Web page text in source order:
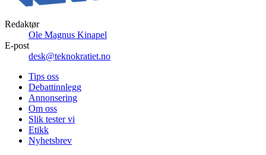
Redaktør
Ole Magnus Kinapel
E-post
desk@teknokratiet.no
Tips oss
Debattinnlegg
Annonsering
Om oss
Slik tester vi
Etikk
Nyhetsbrev